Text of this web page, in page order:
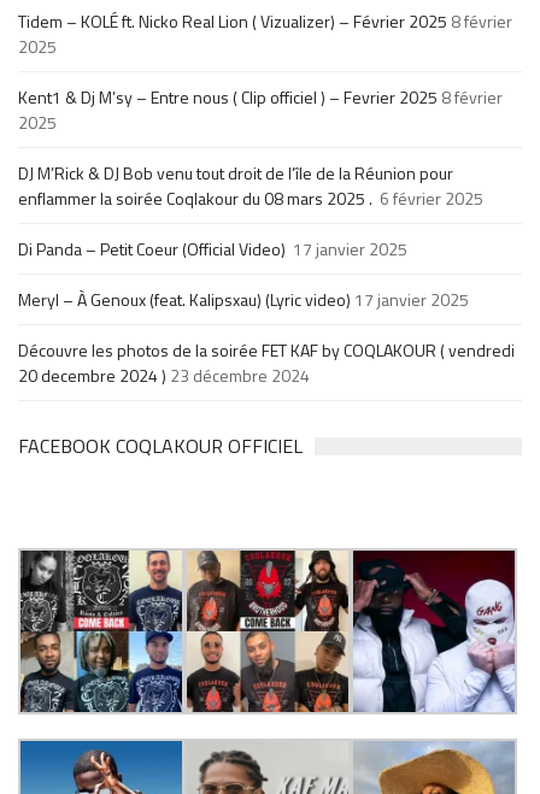
Tidem – KOLÉ ft. Nicko Real Lion ( Vizualizer) – Février 2025 8 février
2025
Kent1 & Dj M’sy – Entre nous ( Clip officiel ) – Fevrier 2025 8 février
2025
DJ M’Rick & DJ Bob venu tout droit de l’île de la Réunion pour
enflammer la soirée Coqlakour du 08 mars 2025 . 6 février 2025
Di Panda – Petit Coeur (Official Video) 17 janvier 2025
Meryl – À Genoux (feat. Kalipsxau) (Lyric video) 17 janvier 2025
Découvre les photos de la soirée FET KAF by COQLAKOUR ( vendredi
20 decembre 2024 ) 23 décembre 2024
FACEBOOK COQLAKOUR OFFICIEL